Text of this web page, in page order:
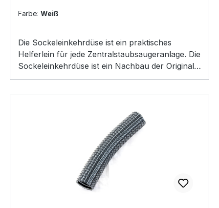
Farbe: Weiß
Die Sockeleinkehrdüse ist ein praktisches
Helferlein für jede Zentralstaubsaugeranlage. Die
Sockeleinkehrdüse ist ein Nachbau der Original
Vacpan von Plastiflex. In der Form und Bauweise
uns im Sortiment aufgenommen haben. Ganz im
Sinne unserer Kunden. Optimale Einbauhöhe Die
Sockeleinkehrdüse lässt sich am besten in einer
Höhe von 10 cm in den Küchen-Sockel
einbauen. Es gibt spezielle Abdeckblenden um
den Einbau-Schlitz zu verschließen und optisch
etwas ansprechender abzudecken. Optional: